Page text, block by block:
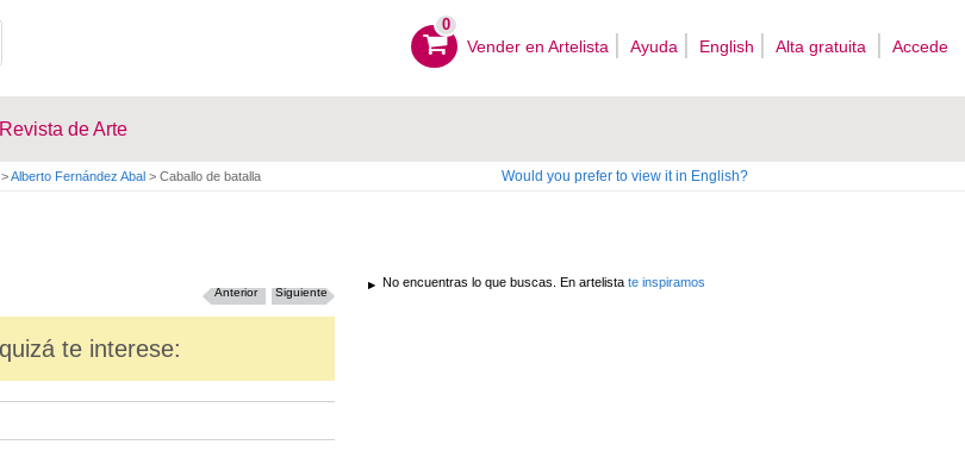
0
Vender en Artelista Ayuda English Alta gratuita Accede
Revista de Arte
>Alberto Fernández Abal > Caballo de batalla Would you prefer to view it in English?
Siguiente
Anterior
te interese:
No encuentras lo que buscas. En artelista te inspiramos